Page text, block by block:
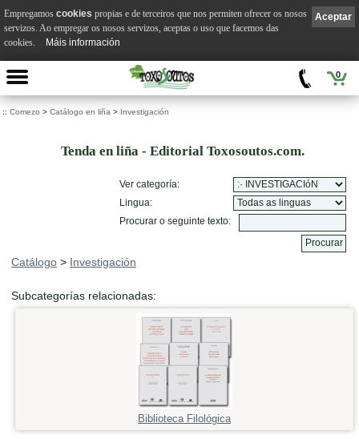
0
:: Comezo > Catálogo en liña > Investigación
Tenda en liña - Editorial Toxosoutos.com.
Ver categoría:
Lingua:
Procurar o seguinte texto:
Catálogo > Investigación
Subcategorías relacionadas:
Biblioteca Filológica
Aceptar
Empregamos cookies propias e de terceiros que nos permiten ofrecer os nosos
servizos. Ao empregar os nosos servizos, aceptas o uso que facemos das
cookies.
Máis información